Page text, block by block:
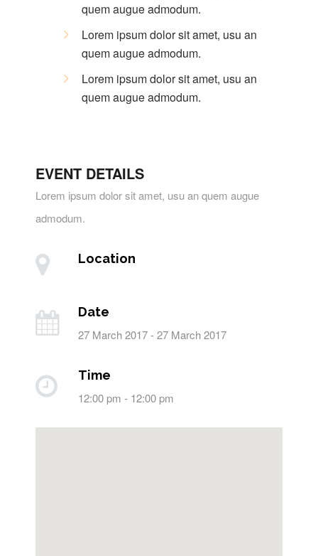
quem augue admodum.
Lorem ipsum dolor sit amet, usu an
quem augue admodum.
Lorem ipsum dolor sit amet, usu an
quem augue admodum.
EVENT DETAILS
Lorem ipsum dolor sit amet, usu an quem augue
admodum.
Location
Date
27 March 2017 - 27 March 2017
Time
12:00 pm - 12:00 pm